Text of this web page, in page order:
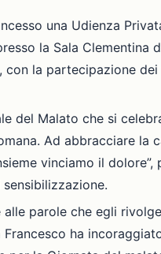
una Udienza
la Sala
la partecipazione
del Malato che si
Ad abbracciare la
vinciamo il
parole che egli
ha